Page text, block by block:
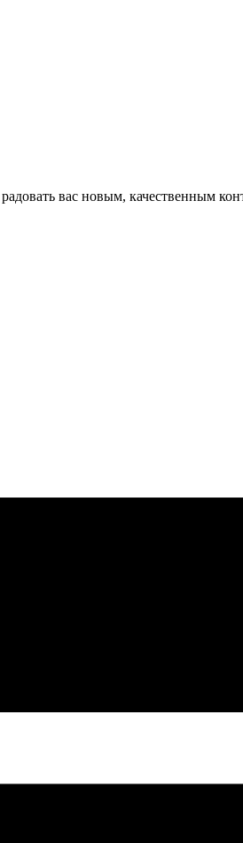
вас новым, качественным